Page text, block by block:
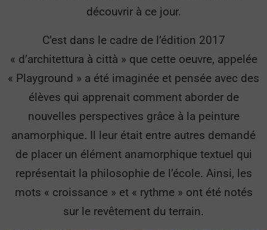
découvrir à ce jour.
C’est dans le cadre de l’édition 2017
« d’architettura à città » que cette oeuvre, appelée
« Playground » a été imaginée et pensée avec des
élèves qui apprenait comment aborder de
nouvelles perspectives grâce à la peinture
anamorphique. Il leur était entre autres demandé
de placer un élément anamorphique textuel qui
représentait la philosophie de l’école. Ainsi, les
mots « croissance » et « rythme » ont été notés
sur le revêtement du terrain.